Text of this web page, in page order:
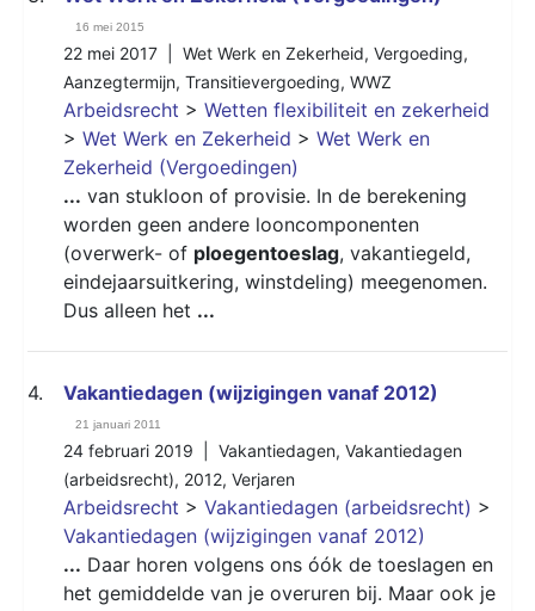
16 mei 2015
22 mei 2017 | Wet Werk en Zekerheid, Vergoeding,
Aanzegtermijn, Transitievergoeding, WWZ
Arbeidsrecht > Wetten flexibiliteit en zekerheid
> Wet Werk en Zekerheid > Wet Werk en
Zekerheid (Vergoedingen)
... van stukloon of provisie. In de berekening
worden geen andere looncomponenten
(overwerk- of ploegentoeslag, vakantiegeld,
eindejaarsuitkering, winstdeling) meegenomen.
Dus alleen het ...
4. Vakantiedagen (wijzigingen vanaf 2012)
21 januari 2011
24 februari 2019 | Vakantiedagen, Vakantiedagen
(arbeidsrecht), 2012, Verjaren
Arbeidsrecht > Vakantiedagen (arbeidsrecht) >
Vakantiedagen (wijzigingen vanaf 2012)
... Daar horen volgens ons óók de toeslagen en
het gemiddelde van je overuren bij. Maar ook je